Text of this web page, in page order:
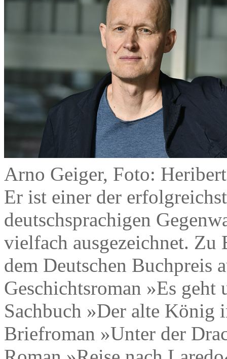
Arno Geiger, Foto:
Er ist einer der
deutschsprachigen
vielfach ausgezeichnet. Zu
dem Deutschen Buchpreis
Geschichtsroman »Es geht
Sachbuch »Der alte König
Briefroman »Unter der